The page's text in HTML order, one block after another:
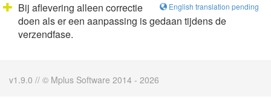
English translation pending
Bij aflevering alleen correctie
doen als er een aanpassing is gedaan tijdens de
verzendfase.
v1.9.0 // © Mplus Software 2014 - 2026